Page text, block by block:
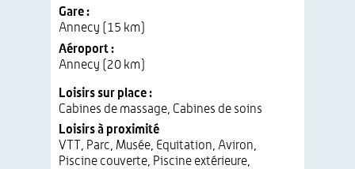
Gare :
Annecy (15 km)
Aéroport :
Annecy (20 km)
Loisirs sur place :
Cabines de massage, Cabines de soins
Loisirs à proximité
VTT, Parc, Musée, Equitation, Aviron,
Piscine couverte, Piscine extérieure,